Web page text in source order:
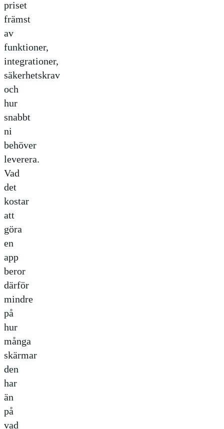
priset
främst
av
funktioner,
integrationer,
säkerhetskrav
och
hur
snabbt
ni
behöver
leverera.
Vad
det
kostar
att
göra
en
app
beror
därför
mindre
på
hur
många
skärmar
den
har
än
på
vad